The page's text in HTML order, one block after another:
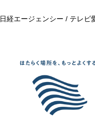
日経エージェンシー / テレビ
～